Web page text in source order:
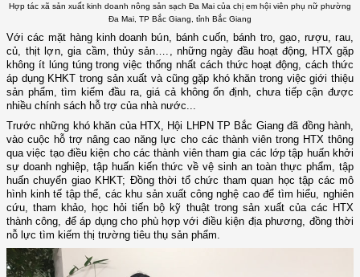
Hợp tác xã sản xuất kinh doanh nông sản sạch Đa Mai của chị em hội viên phụ nữ phường
Đa Mai, TP Bắc Giang, tỉnh Bắc Giang
Với các mặt hàng kinh doanh bún, bánh cuốn, bánh tro, gạo, rượu, rau,
củ, thịt lợn, gia cầm, thủy sản…., những ngày đầu hoạt động, HTX gặp
không ít lúng túng trong việc thống nhất cách thức hoạt động, cách thức
áp dụng KHKT trong sản xuất và cũng gặp khó khăn trong việc giới thiệu
sản phẩm, tìm kiếm đầu ra, giá cả không ổn định, chưa tiếp cận được
nhiều chính sách hỗ trợ của nhà nước...
Trước những khó khăn của HTX, Hội LHPN TP Bắc Giang đã đồng hành,
vào cuộc hỗ trợ nâng cao năng lực cho các thành viên trong HTX thông
qua việc tạo điều kiện cho các thành viên tham gia các lớp tập huấn khởi
sự doanh nghiệp, tập huấn kiến thức về vệ sinh an toàn thực phẩm, tập
huấn chuyển giao KHKT; Đồng thời tổ chức tham quan học tập các mô
hình kinh tế tập thể, các khu sản xuất công nghệ cao để tìm hiểu, nghiên
cứu, tham khảo, học hỏi tiến bộ kỹ thuật trong sản xuất của các HTX
thành công, để áp dụng cho phù hợp với điều kiện địa phương, đồng thời
nỗ lực tìm kiếm thị trường tiêu thụ sản phẩm.